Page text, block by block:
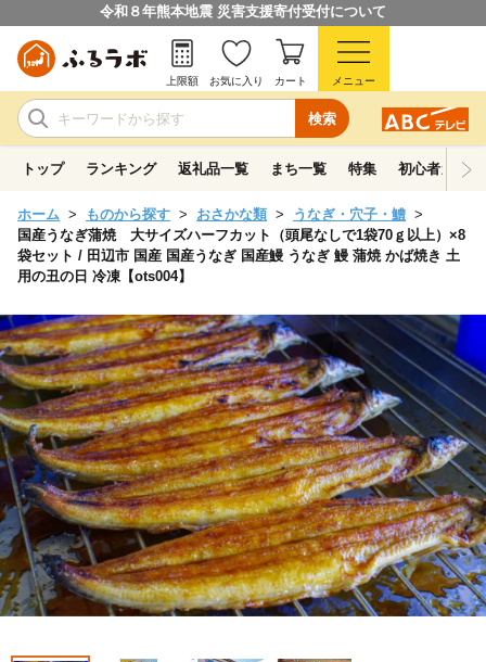
令和８年熊本地震 災害支援寄付受付について
検索
上限額 お気に入り カート メニュー
トップ ランキング 返礼品一覧 まち一覧 特集 初心者ガイド
ホーム ものから探す おさかな類
うなぎ・穴子・鱧
国産うなぎ蒲焼 大サイズハーフカット（頭尾なしで1袋70ｇ以上）×8
袋セット / 田辺市 国産 国産うなぎ 国産鰻 うなぎ 鰻 蒲焼 かば焼き 土
用の丑の日 冷凍【ots004】